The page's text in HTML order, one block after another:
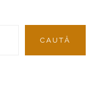
CAUTĂ